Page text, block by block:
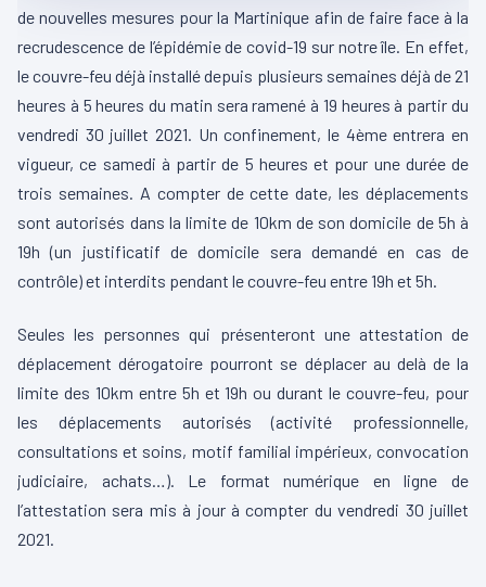
de nouvelles mesures pour la Martinique afin de faire face à la
recrudescence de l’épidémie de covid-19 sur notre île. En effet,
le couvre-feu déjà installé depuis plusieurs semaines déjà de 21
heures à 5 heures du matin sera ramené à 19 heures à partir du
vendredi 30 juillet 2021. Un confinement, le 4ème entrera en
vigueur, ce samedi à partir de 5 heures et pour une durée de
trois semaines. A compter de cette date, les déplacements
sont autorisés dans la limite de 10km de son domicile de 5h à
19h (un justificatif de domicile sera demandé en cas de
contrôle) et interdits pendant le couvre-feu entre 19h et 5h.
Seules les personnes qui présenteront une attestation de
déplacement dérogatoire pourront se déplacer au delà de la
limite des 10km entre 5h et 19h ou durant le couvre-feu, pour
les déplacements autorisés (activité professionnelle,
consultations et soins, motif familial impérieux, convocation
judiciaire, achats…). Le format numérique en ligne de
l’attestation sera mis à jour à compter du vendredi 30 juillet
2021.